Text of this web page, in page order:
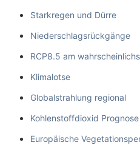
Starkregen und Dürre
Niederschlagsrückgänge
RCP8.5 am
Klimalotse
Globalstrahlung regional
Kohlenstoffdioxid Prognose
Europäische